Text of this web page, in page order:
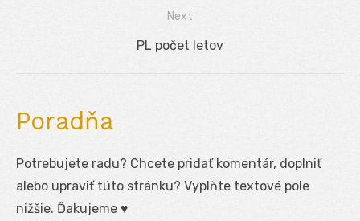
Next
Next
PL počet letov
Poradňa
Potrebujete radu? Chcete pridať komentár, doplniť
alebo upraviť túto stránku? Vyplňte textové pole
nižšie. Ďakujeme ♥